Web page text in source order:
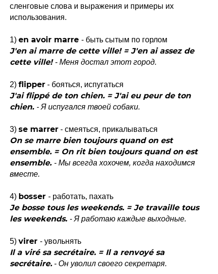
сленговые слова и выражения и примеры их
использования.
1) en avoir marre - быть сытым по горлом
J'en ai marre de cette ville! = J'en ai assez de
cette ville! - Меня достал этот город.
2) flipper - бояться, испугаться
J'ai flippé de ton chien. = J'ai eu peur de ton
chien. - Я испугался твоей собаки.
3) se marrer - смеяться, прикалываться
On se marre bien toujours quand on est
ensemble. = On rit bien toujours quand on est
ensemble. - Мы всегда хохочем, когда находимся
вместе.
4) bosser - работать, пахать
Je bosse tous les weekends. = Je travaille tous
les weekends. - Я работаю каждые выходные.
5) virer - увольнять
Il a viré sa secrétaire. = Il a renvoyé sa
secrétaire. - Он уволил своего секретаря.